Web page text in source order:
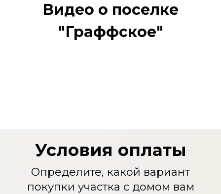
Видео о поселке
"Граффское"
Условия оплаты
Определите, какой вариант
покупки участка с домом вам